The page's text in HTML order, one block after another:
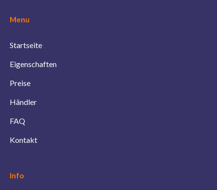
Menu
Startseite
Eigenschaften
Preise
Händler
FAQ
Kontakt
Info